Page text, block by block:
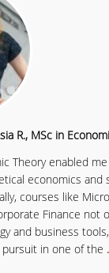
R., MSc in
Theory enabled
economics and
courses like
Finance not
and business
in one of the